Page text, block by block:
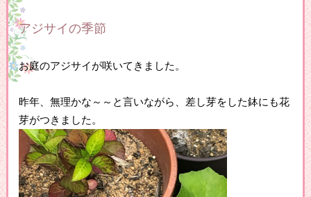
アジサイの季節
お庭のアジサイが咲いてきました。
昨年、無理かな～～と言いながら、差し芽をした鉢にも花
芽がつきました。